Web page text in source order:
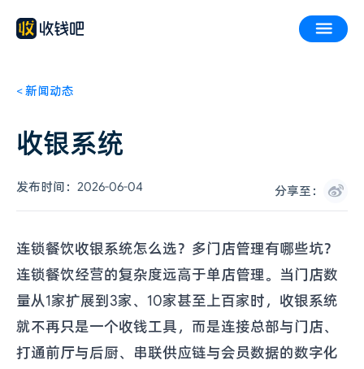
<新闻动态
收银系统
发布时间： 2026-06-04 分享至：
连锁餐饮收银系统怎么选？多门店管理有哪些坑？
连锁餐饮经营的复杂度远高于单店管理。当门店数
量从1家扩展到3家、10家甚至上百家时，收银系统
就不再只是一个收钱工具，而是连接总部与门店、
打通前厅与后厨、串联供应链与会员数据的数字化